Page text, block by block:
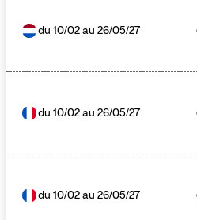
du 10/02au 26/05/27
du 10/02au 26/05/27
du 10/02au 26/05/27